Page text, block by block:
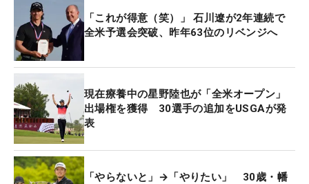
「これが得意（笑）」 石川遼が2年連続で
全米予選会突破、昨年63位のリベンジへ
現在療養中の星野陸也が「全米オープン」
出場権を獲得 30選手の追加をUSGAが発
表
「やらないと」→「やりたい」 30歳・幡